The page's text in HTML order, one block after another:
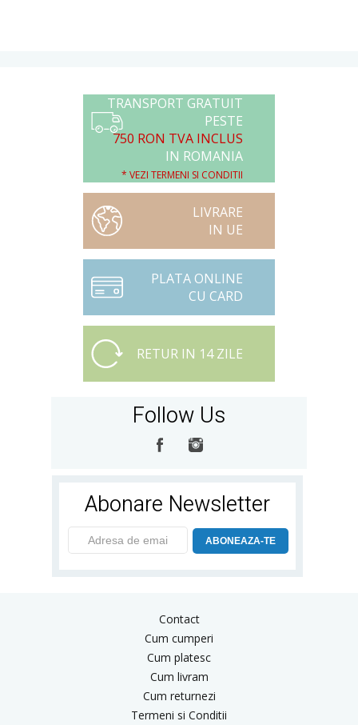
TRANSPORT GRATUIT
PESTE
750 RON TVA INCLUS
IN ROMANIA
* VEZI TERMENI SI CONDITII
LIVRARE
IN UE
PLATA ONLINE
CU CARD
RETUR IN 14 ZILE
Follow Us
Abonare Newsletter
ABONEAZA-TE
Contact
Cum cumperi
Cum platesc
Cum livram
Cum returnezi
Termeni si Conditii